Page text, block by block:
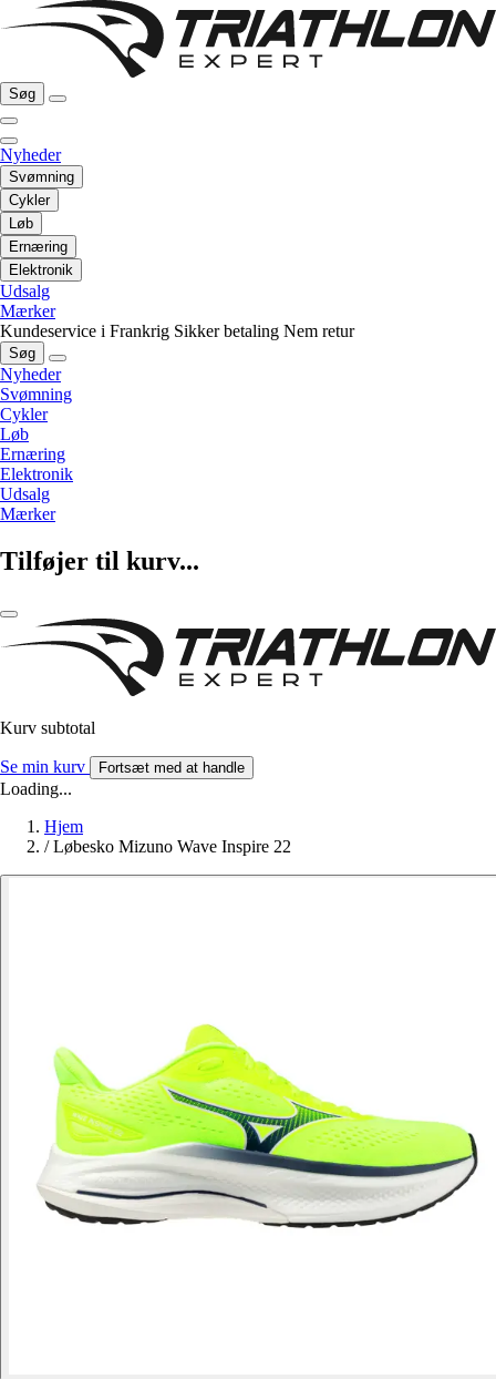
Søg
Nyheder
Svømning
Cykler
Løb
Ernæring
Elektronik
Udsalg
Mærker
Kundeservice i Frankrig Sikker betaling Nem retur
Søg
Nyheder
Svømning
Cykler
Løb
Ernæring
Elektronik
Udsalg
Mærker
Tilføjer til kurv...
Kurv subtotal
Se min kurv Fortsæt med at handle
Loading...
Hjem
/ Løbesko Mizuno Wave Inspire 22